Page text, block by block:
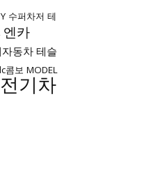
수퍼차저 테
엔카
동차테슬
콤보 MODEL
전기차